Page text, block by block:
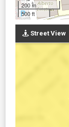
200 m
500 ft
Street View